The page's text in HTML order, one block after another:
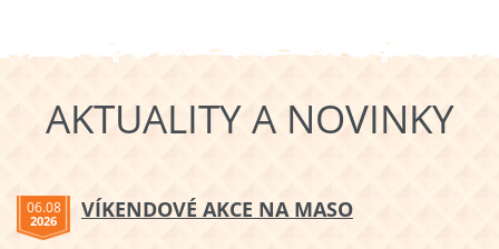
AKTUALITY A NOVINKY
06.08
2026 VÍKENDOVÉ AKCE NA MASO